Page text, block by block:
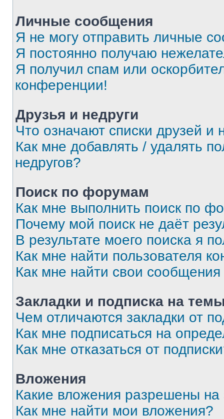
Личные сообщения
Я не могу отправить личные
Я постоянно получаю
Я получил спам или
конференции!
Друзья и недруги
Что означают списки друзей и
Как мне добавлять / удалять
недругов?
Поиск по форумам
Как мне выполнить поиск по
Почему мой поиск не даёт
В результате моего поиска я
Как мне найти пользователя
Как мне найти свои
Закладки и подписка на
Чем отличаются закладки от
Как мне подписаться на
Как мне отказаться от
Вложения
Какие вложения разрешены
Как мне найти мои вложения?